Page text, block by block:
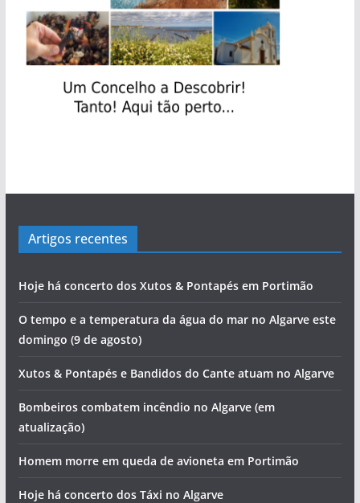
Artigos recentes
Hoje há concerto dos Xutos & Pontapés em Portimão
O tempo e a temperatura da água do mar no Algarve este
domingo (9 de agosto)
Xutos & Pontapés e Bandidos do Cante atuam no Algarve
Bombeiros combatem incêndio no Algarve (em
atualização)
Homem morre em queda de avioneta em Portimão
Hoje há concerto dos Táxi no Algarve